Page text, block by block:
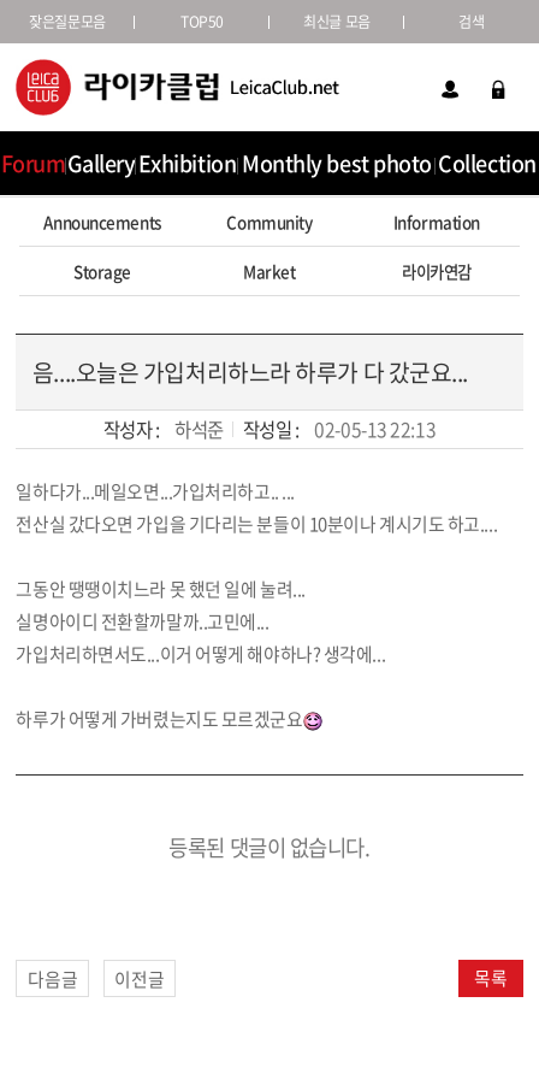
잦은질문모음 TOP50 최신글 모음 검색
ForumGalleryExhibition Monthly best photo Collection
Announcements Community Information
Storage Market 라이카연감
음....오늘은 가입처리하느라 하루가 다 갔군요...
작성자 : 하석준 작성일 : 02-05-13 22:13
본문
일하다가...메일오면...가입처리하고.. ...
전산실 갔다오면 가입을 기다리는 분들이 10분이나 계시기도 하고....
그동안 땡땡이치느라 못 했던 일에 눌려...
실명아이디 전환할까말까..고민에...
가입처리하면서도...이거 어떻게 해야하나? 생각에...
하루가 어떻게 가버렸는지도 모르겠군요
등록된 댓글이 없습니다.
다음글 이전글 목록